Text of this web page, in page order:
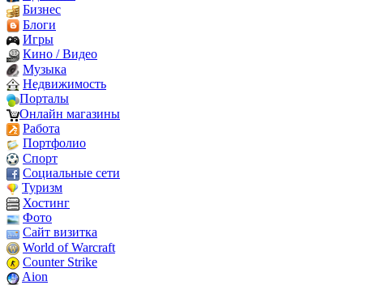
Бизнес
Блоги
Игры
Кино / Видео
Музыка
Недвижимость
Порталы
Онлайн магазины
Работа
Портфолио
Спорт
Социальные сети
Туризм
Хостинг
Фото
Сайт визитка
World of Warcraft
Counter Strike
Aion